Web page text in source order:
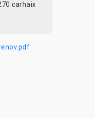
carhaix